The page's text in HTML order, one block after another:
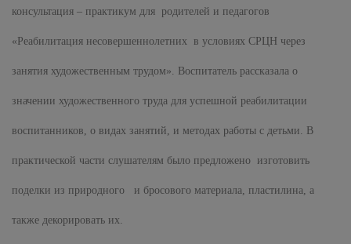
консультация – практикум для родителей и педагогов
«Реабилитация несовершеннолетних в условиях СРЦН через
занятия художественным трудом». Воспитатель рассказала о
значении художественного труда для успешной реабилитации
воспитанников, о видах занятий, и методах работы с детьми. В
практической части слушателям было предложено изготовить
поделки из природного и бросового материала, пластилина, а
также декорировать их.